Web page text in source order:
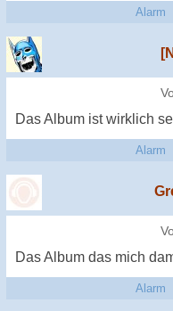
Alarm
Das Album ist wirklich
Alarm
Das Album das mich
Alarm